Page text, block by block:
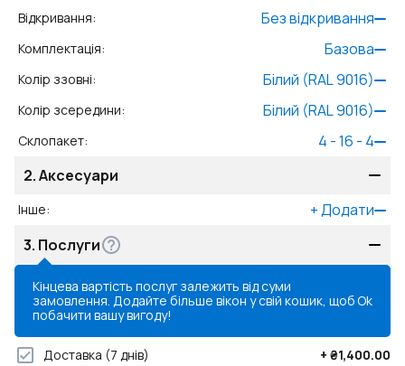
Відкривання: Без відкривання
Комплектація: Базова
Колір ззовні: Білий (RAL 9016)
Колір зсередини: Білий (RAL 9016)
Склопакет:
4 - 16 - 4
2.Аксесуари
Інше: +Додати
3. Послуги
Кінцева вартість послуг залежить від суми
замовлення. Додайте більше вікон у свій кошик, щоб
побачити вашу вигоду!
Ok
Доставка (7 днів) + ₴1,400.00